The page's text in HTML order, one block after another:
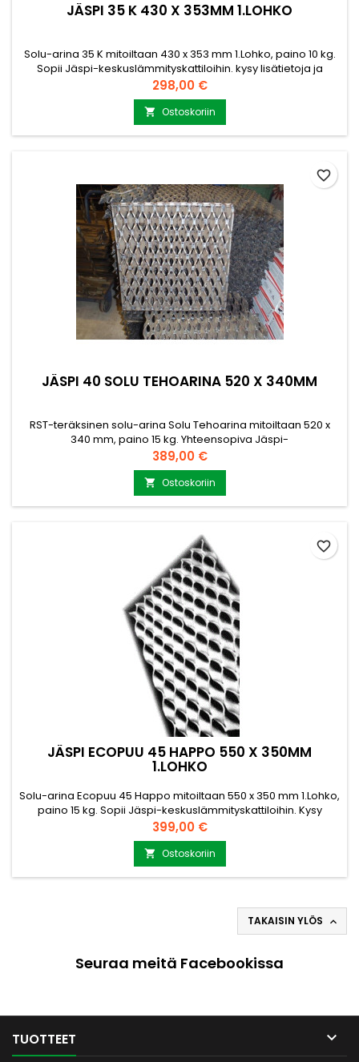
JÄSPI 35 K 430 X 353MM 1.LOHKO
Solu-arina 35 K mitoiltaan 430 x 353 mm 1.Lohko, paino 10 kg.
Sopii Jäspi-keskuslämmityskattiloihin. kysy lisätietoja ja
lisämittoja myynti@puuvirrat.fi
Hinta
298,00 €
 Ostoskoriin
JÄSPI 40 SOLU TEHOARINA 520 X 340MM
RST-teräksinen solu-arina Solu Tehoarina mitoiltaan 520 x
340 mm, paino 15 kg. Yhteensopiva Jäspi-
keskuslämmityskattiloihin. kysy lisätietoja ja lisämittoja
myynti@puuvirrat.fi
Hinta
389,00 €
 Ostoskoriin
favorite_border
JÄSPI ECOPUU 45 HAPPO 550 X 350MM
1.LOHKO
Solu-arina Ecopuu 45 Happo mitoiltaan 550 x 350 mm 1.Lohko,
paino 15 kg. Sopii Jäspi-keskuslämmityskattiloihin. Kysy
lisätietoja ja lisämittoja myynti@puuvirrat.fi
Hinta
399,00 €
 Ostoskoriin
favorite_border
TAKAISIN YLÖS 
Seuraa meitä Facebookissa
TUOTTEET 